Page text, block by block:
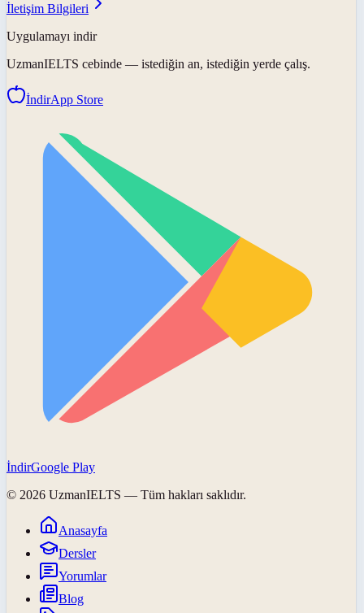
İletişim Bilgileri
Uygulamayı indir
UzmanIELTS cebinde — istediğin an, istediğin yerde çalış.
İndirApp Store
İndirGoogle Play
© 2026 UzmanIELTS — Tüm hakları saklıdır.
Anasayfa
Dersler
Yorumlar
Blog